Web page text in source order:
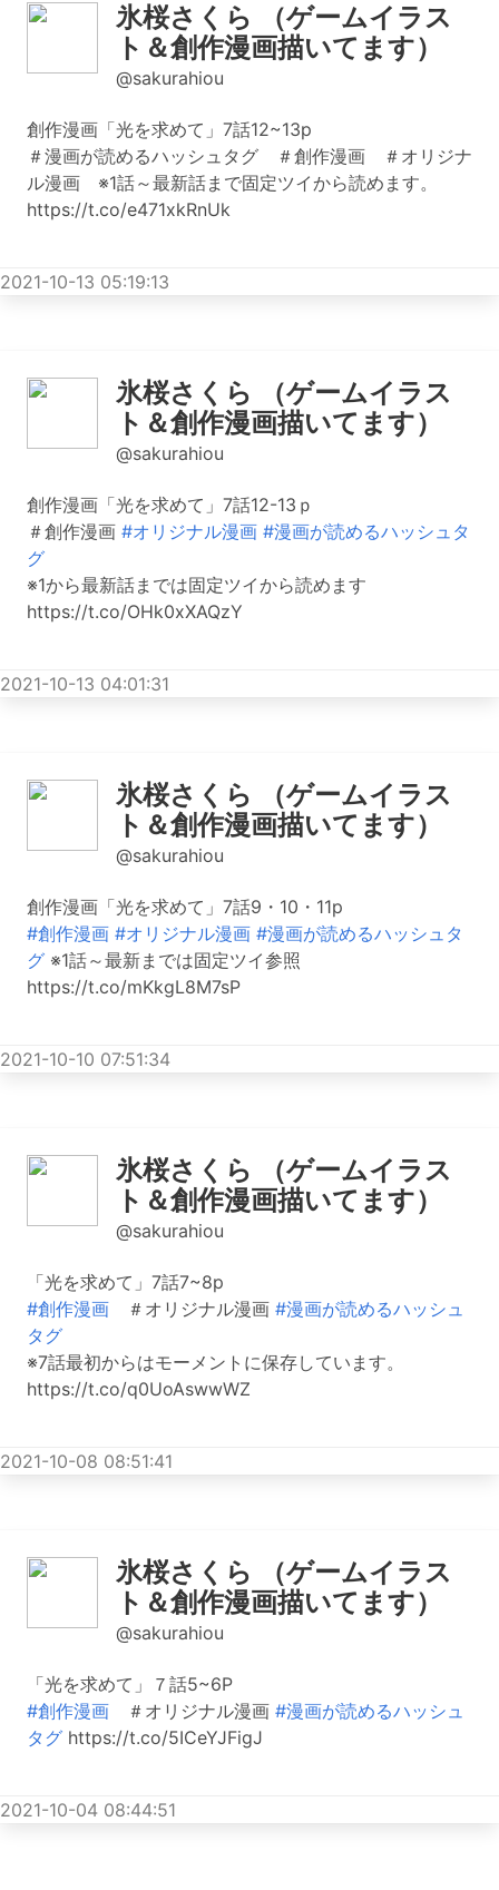
氷桜さくら （ゲームイラス
ト＆創作漫画描いてます）
@sakurahiou
創作漫画「光を求めて」7話12~13p
＃漫画が読めるハッシュタグ ＃創作漫画 ＃オリジナ
ル漫画 ※1話～最新話まで固定ツイから読めます。
https://t.co/e471xkRnUk
2021-10-13 05:19:13
氷桜さくら （ゲームイラス
ト＆創作漫画描いてます）
@sakurahiou
創作漫画「光を求めて」7話12-13ｐ
＃創作漫画 #オリジナル漫画 #漫画が読めるハッシュタ
グ
※1から最新話までは固定ツイから読めます
https://t.co/OHk0xXAQzY
2021-10-13 04:01:31
氷桜さくら （ゲームイラス
ト＆創作漫画描いてます）
@sakurahiou
創作漫画「光を求めて」7話9・10・11p
#創作漫画 #オリジナル漫画 #漫画が読めるハッシュタ
グ ※1話～最新までは固定ツイ参照
https://t.co/mKkgL8M7sP
2021-10-10 07:51:34
氷桜さくら （ゲームイラス
ト＆創作漫画描いてます）
@sakurahiou
「光を求めて」7話7~8p
#創作漫画 ＃オリジナル漫画 #漫画が読めるハッシュ
タグ
※7話最初からはモーメントに保存しています。
https://t.co/q0UoAswwWZ
2021-10-08 08:51:41
氷桜さくら （ゲームイラス
ト＆創作漫画描いてます）
@sakurahiou
「光を求めて」７話5~6P
#創作漫画 ＃オリジナル漫画 #漫画が読めるハッシュ
タグ https://t.co/5ICeYJFigJ
2021-10-04 08:44:51